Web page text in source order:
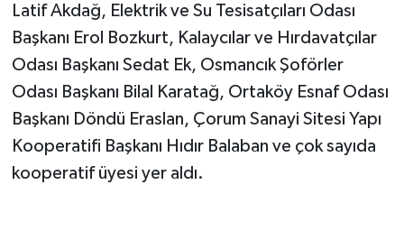
Latif Akdağ, Elektrik ve Su Tesisatçıları Odası
Başkanı Erol Bozkurt, Kalaycılar ve Hırdavatçılar
Odası Başkanı Sedat Ek, Osmancık Şoförler
Odası Başkanı Bilal Karatağ, Ortaköy Esnaf Odası
Başkanı Döndü Eraslan, Çorum Sanayi Sitesi Yapı
Kooperatifi Başkanı Hıdır Balaban ve çok sayıda
kooperatif üyesi yer aldı.